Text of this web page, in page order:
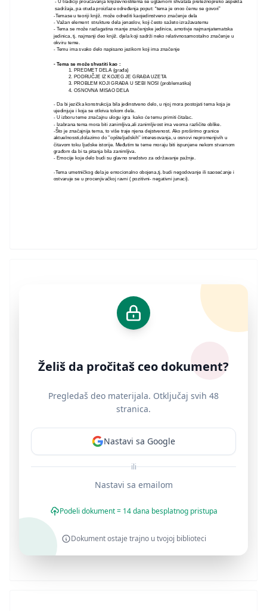
- U tradiciji proučavanja književnostitema se uglavnom shvatala pretežnopreko aspekta
sadržaja, pa otuda proizlaze određenja poput: “tema je onoo čemu se govori”
-Temase u teoriji knjiž. može odrediti kaojedinstveno značenje dela
- Važan element strukture dela jenaslov, koji često sažeto izražavatemu
- Tema se može razlagatina manje značenjske jedinice, amotivje najmanjatematska
jedinica, tj. najmanji deo knjiž. djela koji sadrži neko relativnosamostalno značenje u
okviru teme.
- Temu ima svako delo napisano jezikom koji ima značenje
- Tema se može shvatiti kao :
1. PREDMET DELA (građa)
2. PODRUČJE IZ KOJEG JE GRAĐA UZETA
3. PROBLEM KOJI GRAĐA U SEBI NOSI (problematika)
4. OSNOVNA MISAO DELA
- Da bi jezička konstrukcija bila jedinstveno delo, u njoj mora postojati tema koja je
ujedinjuje i koja se otkriva tokom dela.
- U izboru teme značajnu ulogu igra kako će temu primiti čitalac.
- Izabrana tema mora biti zanimljiva,ali zanimljivost ima veoma različite oblike.
-Što je značajnija tema, to više traje njena dejstvenost. Ako proširimo granice
aktuelnossti,dolazimo do ’’opšteljudskih’’ interesovanja, u osnovi nepromenjivih u
čitavom toku ljudske istorije. Međutim te teme moraju biti ispunjene nekom stvarnom
građom da bi ta pitanja bila zanimljiva.
- Emocije koje delo budi su glavno sredstvo za održavanje pažnje.
-Tema umetničkog dela je emocionalno obojena,tj. budi negodovanje ili saosećanje i
ostvaruje se u procenjivačkoj ravni ( pozitivni- negativni junaci).
Želiš da pročitaš ceo dokument?
Pregledaš deo materijala. Otključaj svih 48
stranica.
Nastavi sa Google
ili
Nastavi sa emailom
Podeli dokument = 14 dana besplatnog pristupa
Dokument ostaje trajno u tvojoj biblioteci